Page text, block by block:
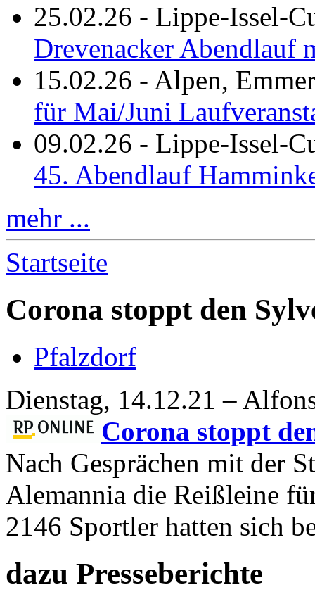
25.02.26 - Lippe-Issel-
Drevenacker Abendlauf
15.02.26 - Alpen,
für Mai/Juni
09.02.26 - Lippe-Issel-
45. Abendlauf
mehr ...
Startseite
Corona stoppt den
Pfalzdorf
Dienstag, 14.12.21 –
Corona stoppt
Nach Gesprächen mit der
Alemannia die Reißleine
2146 Sportler hatten sich
dazu Presseberichte